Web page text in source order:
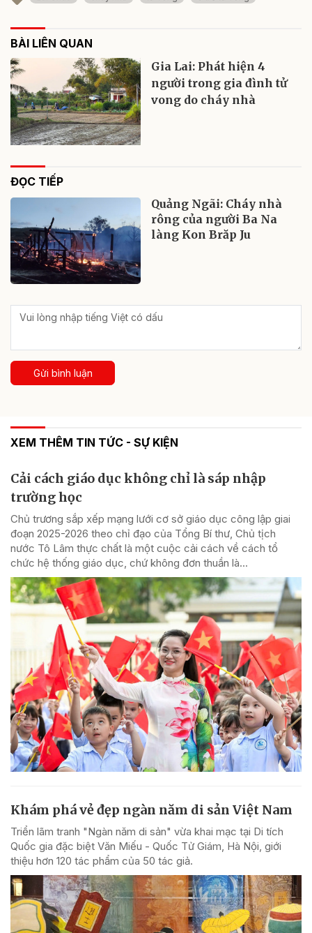
BÀI LIÊN QUAN
Gia Lai: Phát hiện 4
người trong gia đình tử
vong do cháy nhà
ĐỌC TIẾP
Quảng Ngãi: Cháy nhà
rông của người Ba Na
làng Kon Brăp Ju
Gửi bình luận
XEM THÊM TIN TỨC - SỰ KIỆN
Cải cách giáo dục không chỉ là sáp nhập
trường học
Chủ trương sắp xếp mạng lưới cơ sở giáo dục công lập giai
đoạn 2025-2026 theo chỉ đạo của Tổng Bí thư, Chủ tịch
nước Tô Lâm thực chất là một cuộc cải cách về cách tổ
chức hệ thống giáo dục, chứ không đơn thuần là...
Khám phá vẻ đẹp ngàn năm di sản Việt Nam
Triển lãm tranh "Ngàn năm di sản" vừa khai mạc tại Di tích
Quốc gia đặc biệt Văn Miếu - Quốc Tử Giám, Hà Nội, giới
thiệu hơn 120 tác phẩm của 50 tác giả.